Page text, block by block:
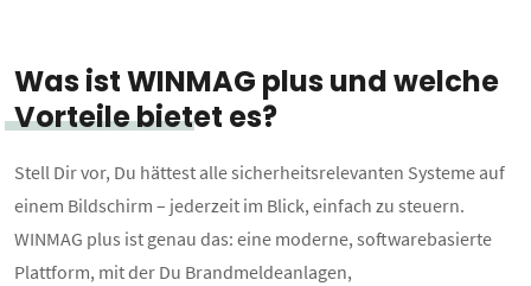
Was ist WINMAG plus und welche
Vorteile bietet es?
Stell Dir vor, Du hättest alle sicherheitsrelevanten Systeme auf
einem Bildschirm – jederzeit im Blick, einfach zu steuern.
WINMAG plus ist genau das: eine moderne, softwarebasierte
Plattform, mit der Du Brandmeldeanlagen,